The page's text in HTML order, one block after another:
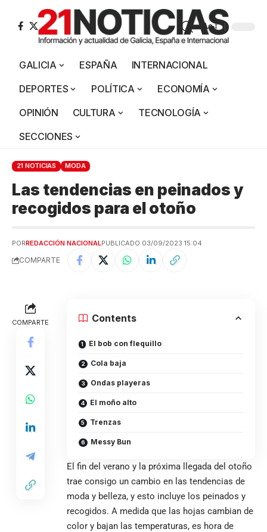
Aa
GALICIA ESPAÑA
INTERNACIONAL
DEPORTES
POLÍTICA
ECONOMÍA
OPINIÓN
CULTURA
TECNOLOGÍA
SECCIONES
21 NOTICIAS MODA
Las tendencias en peinados y
recogidos para el otoño
PORREDACCIÓN NACIONALPUBLICADO 03/09/2023 15:04
COMPARTE
COMPARTE Contents
El bob con flequillo
Cola baja
Ondas playeras
El moño alto
Trenzas
Messy Bun
El fin del verano y la próxima llegada del otoño
trae consigo un cambio en las tendencias de
moda y belleza, y esto incluye los peinados y
recogidos. A medida que las hojas cambian de
color y bajan las temperaturas, es hora de